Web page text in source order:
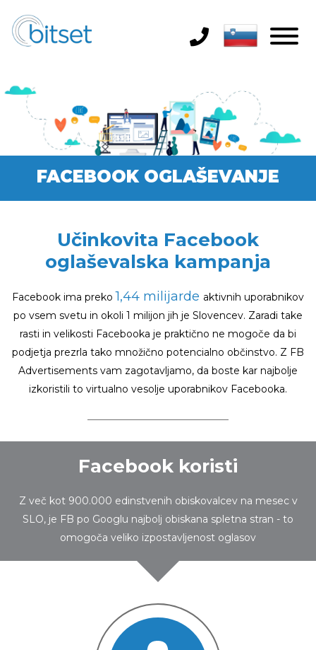
FACEBOOK OGLAŠEVANJE
Učinkovita Facebook
oglaševalska kampanja
Facebook ima preko 1,44 milijarde aktivnih uporabnikov
po vsem svetu in okoli 1 milijon jih je Slovencev. Zaradi take
rasti in velikosti Facebooka je praktično ne mogoče da bi
podjetja prezrla tako množično potencialno občinstvo. Z FB
Advertisements vam zagotavljamo, da boste kar najbolje
izkoristili to virtualno vesolje uporabnikov Facebooka.
Facebook koristi
Z več kot 900.000 edinstvenih obiskovalcev na mesec v
SLO, je FB po Googlu najbolj obiskana spletna stran - to
omogoča veliko izpostavljenost oglasov